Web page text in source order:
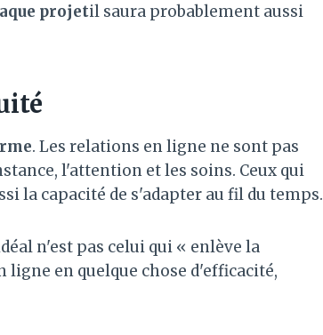
projetil saura probablement aussi
. Les relations en ligne ne sont pas
l'attention et les soins. Ceux qui
la capacité de s'adapter au fil du temps.
n'est pas celui qui « enlève la
ligne en quelque chose d'efficacité,